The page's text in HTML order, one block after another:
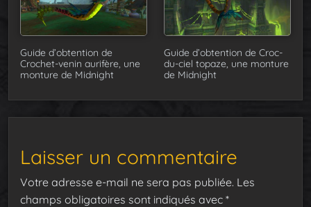
Guide d’obtention de
Crochet-venin aurifère, une
monture de Midnight
Guide d’obtention de Croc-
du-ciel topaze, une monture
de Midnight
Laisser un commentaire
Votre adresse e-mail ne sera pas publiée. Les
champs obligatoires sont indiqués avec *